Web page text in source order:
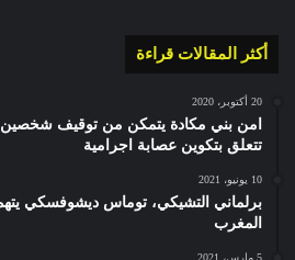
أكثر المقالات قراءة
20 أكتوبر، 2020
امن بني مكادة يتمكن من توقيف
تتعلق بتكوين عصابة اجرامية
10 يونيو، 2021
برلماني التشيكي، توماس ديشوفسكي يتهم
المغرب
5 مارس، 2021